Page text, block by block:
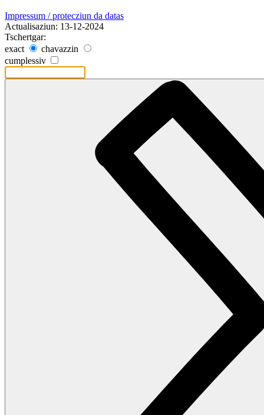
Impressum / protecziun da datas
Actualisaziun: 13-12-2024
Tschertgar:
exact
chavazzin
cumplessiv